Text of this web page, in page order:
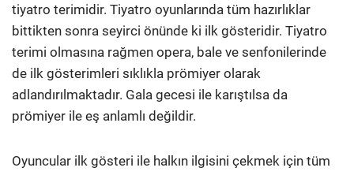
tiyatro terimidir. Tiyatro oyunlarında tüm hazırlıklar
bittikten sonra seyirci önünde ki ilk gösteridir. Tiyatro
terimi olmasına rağmen opera, bale ve senfonilerinde
de ilk gösterimleri sıklıkla prömiyer olarak
adlandırılmaktadır. Gala gecesi ile karıştılsa da
prömiyer ile eş anlamlı değildir.
Oyuncular ilk gösteri ile halkın ilgisini çekmek için tüm